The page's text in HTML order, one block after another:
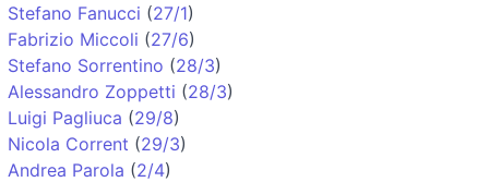
Stefano Fanucci (27/1)
Fabrizio Miccoli (27/6)
Stefano Sorrentino (28/3)
Alessandro Zoppetti (28/3)
Luigi Pagliuca (29/8)
Nicola Corrent (29/3)
Andrea Parola (2/4)